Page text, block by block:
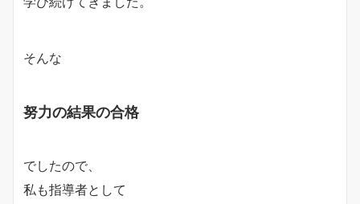
そんな
努力の結果の合格
でしたので、
私も指導者として